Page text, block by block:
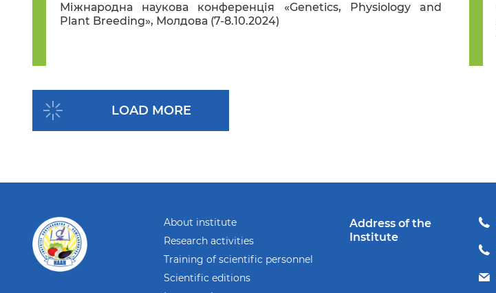
Міжнародна наукова конференція «Genetics, Physiology and
Plant Breeding», Молдова (7-8.10.2024)
LOAD MORE
About institute
Research activities
Training of scientific personnel
Scientific editions
Address of the
Institute